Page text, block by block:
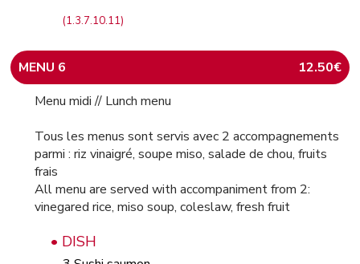
(1.3.7.10.11)
MENU 6
12.50€
Menu midi // Lunch menu
Tous les menus sont servis avec 2 accompagnements
parmi : riz vinaigré, soupe miso, salade de chou, fruits
frais
All menu are served with accompaniment from 2:
vinegared rice, miso soup, coleslaw, fresh fruit
• DISH